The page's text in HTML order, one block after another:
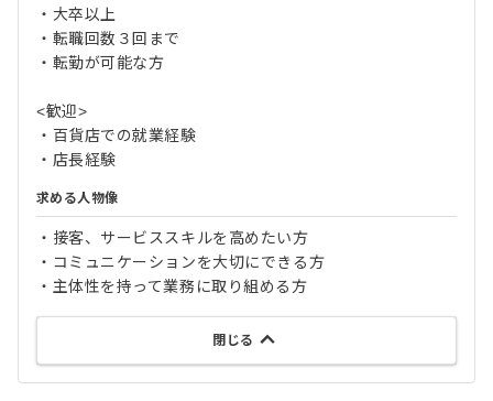
・大卒以上
・転職回数３回まで
・転勤が可能な方
<歓迎>
・百貨店での就業経験
・店長経験
求める人物像
・接客、サービススキルを高めたい方
・コミュニケーションを大切にできる方
・主体性を持って業務に取り組める方
閉じる